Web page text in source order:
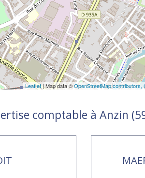
Leaflet| Map data ©OpenStreetMap contributors,
comptable à Anzin